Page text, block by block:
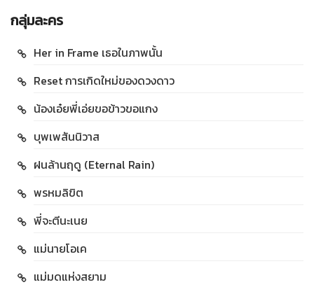
กลุ่มละคร
Her in Frame เธอในภาพนั้น
Reset การเกิดใหม่ของดวงดาว
น้องเอ๋ยพี่เอ่ยขอข้าวขอแกง
บุพเพสันนิวาส
ฝนล้านฤดู (Eternal Rain)
พรหมลิขิต
พี่จะตีนะเนย
แม่นายโอเค
แม่มดแห่งสยาม